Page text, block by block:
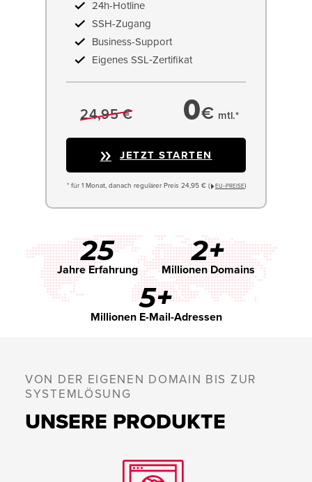
24h-Hotline
SSH-Zugang
Business-Support
Eigenes SSL‑Zertifikat
24,95 € 0€ mtl.*
JETZT STARTEN
* für 1 Monat, danach regulärer Preis 24,95 € ( EU−PREISE)
25
Jahre Erfahrung
2+
Millionen Domains
5+
Millionen E-Mail-Adressen
VON DER EIGENEN DOMAIN BIS ZUR
SYSTEMLÖSUNG
UNSERE PRODUKTE